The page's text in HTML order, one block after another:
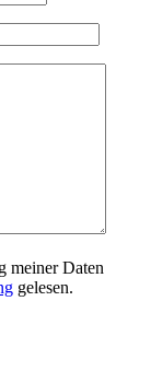
meiner Daten
gelesen.